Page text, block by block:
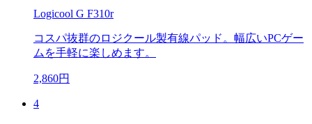
Logicool G F310r
コスパ抜群のロジクール製有線パッド。幅広いPCゲー
ムを手軽に楽しめます。
2,860円
4